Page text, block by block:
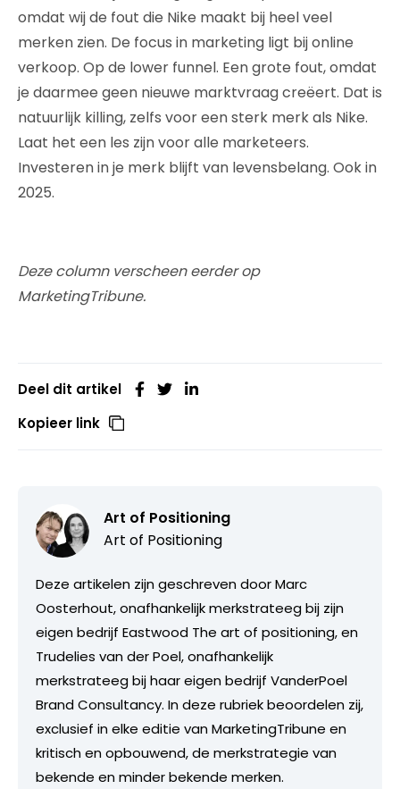
omdat wij de fout die Nike maakt bij heel veel
merken zien. De focus in marketing ligt bij online
verkoop. Op de lower funnel. Een grote fout, omdat
je daarmee geen nieuwe marktvraag creëert. Dat is
natuurlijk killing, zelfs voor een sterk merk als Nike.
Laat het een les zijn voor alle marketeers.
Investeren in je merk blijft van levensbelang. Ook in
2025.
Deze column verscheen eerder op
MarketingTribune.
Deel dit artikel
Kopieer link
Art of Positioning
Art of Positioning
Deze artikelen zijn geschreven door Marc
Oosterhout, onafhankelijk merkstrateeg bij zijn
eigen bedrijf Eastwood The art of positioning, en
Trudelies van der Poel, onafhankelijk
merkstrateeg bij haar eigen bedrijf VanderPoel
Brand Consultancy. In deze rubriek beoordelen zij,
exclusief in elke editie van MarketingTribune en
kritisch en opbouwend, de merkstrategie van
bekende en minder bekende merken.